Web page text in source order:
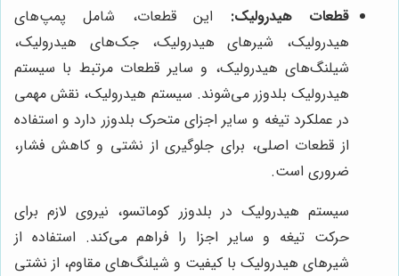
قطعات هیدرولیک: این قطعات، شامل پمپ‌های
هیدرولیک، شیرهای هیدرولیک، جک‌های هیدرولیک،
شیلنگ‌های هیدرولیک، و سایر قطعات مرتبط با سیستم
هیدرولیک بلدوزر می‌شوند. سیستم هیدرولیک، نقش مهمی
در عملکرد تیغه و سایر اجزای متحرک بلدوزر دارد و استفاده
از قطعات اصلی، برای جلوگیری از نشتی و کاهش فشار،
ضروری است.
سیستم هیدرولیک در بلدوزر کوماتسو، نیروی لازم برای
حرکت تیغه و سایر اجزا را فراهم می‌کند. استفاده از
شیرهای هیدرولیک با کیفیت و شیلنگ‌های مقاوم، از نشتی